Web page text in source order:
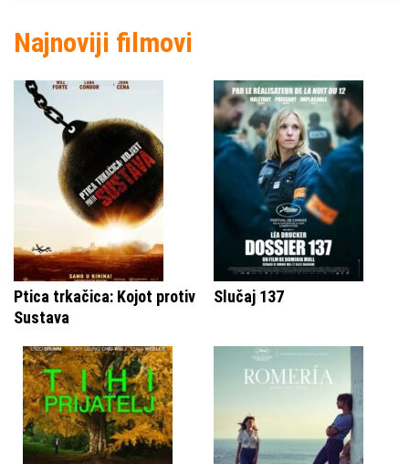
Najnoviji filmovi
Ptica trkačica: Kojot protiv
Sustava
Slučaj 137